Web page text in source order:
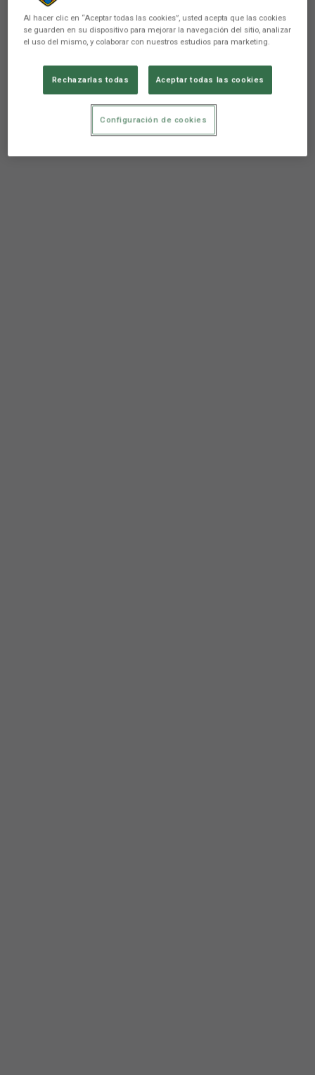
Al hacer clic en “Aceptar todas las cookies”, usted acepta que las cookies
se guarden en su dispositivo para mejorar la navegación del sitio, analizar
el uso del mismo, y colaborar con nuestros estudios para marketing.
Rechazarlas todas Aceptar todas las cookies
Configuración de cookies